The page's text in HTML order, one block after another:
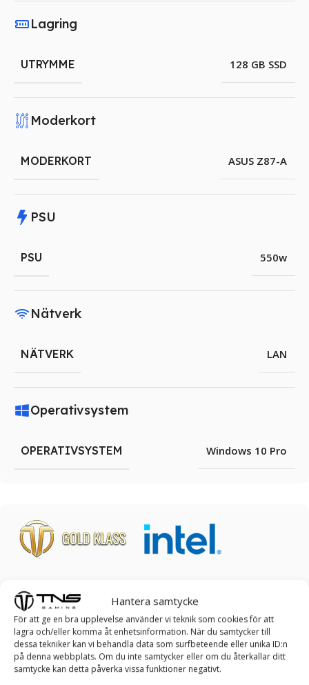
Hantera samtycke
För att ge en bra upplevelse använder vi teknik som cookies för att
lagra och/eller komma åt enhetsinformation. När du samtycker till
dessa tekniker kan vi behandla data som surfbeteende eller unika ID:n
på denna webbplats. Om du inte samtycker eller om du återkallar ditt
samtycke kan detta påverka vissa funktioner negativt.
TNS IVORY SPELDATOR
Ta kontroll över spelet: Upplev estetik och
skönhet med vår TNS IVORY Speldator!
TNS IVORY Speldator är toppval för gaming-entusiaster
Lagring
UTRYMME 128 GB SSD
Moderkort
MODERKORT ASUS Z87-A
PSU
PSU 550w
Nätverk
NÄTVERK LAN
Operativsystem
OPERATIVSYSTEM Windows 10 Pro